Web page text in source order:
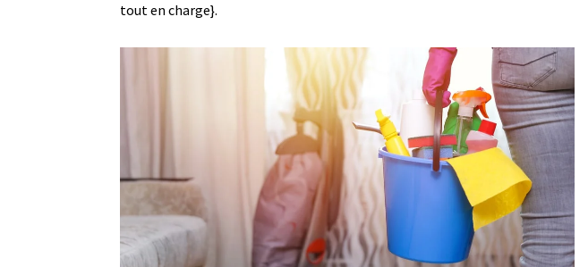
tout en charge}.